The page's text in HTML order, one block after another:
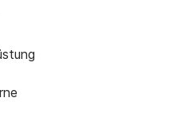
möglich, an